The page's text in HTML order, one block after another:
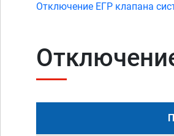
Отключение ЕГР клапана